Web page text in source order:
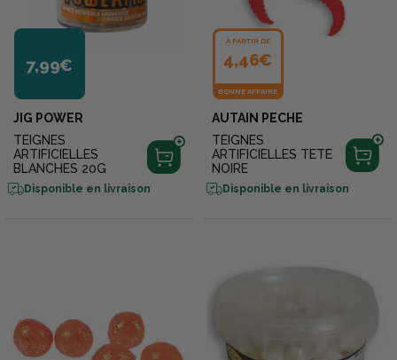
7,99€
JIG POWER
TEIGNES
ARTIFICIELLES
BLANCHES 20G
Disponible en livraison
À PARTIR DE
4,46€
BONNE AFFAIRE
AUTAIN PECHE
TEIGNES
ARTIFICIELLES TETE
NOIRE
Disponible en livraison